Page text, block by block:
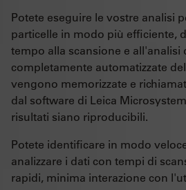
Potete eseguire le vostre analisi
particelle in modo più efficiente,
tempo alla scansione e all'analisi
completamente automatizzate
vengono memorizzate e
dal software di Leica
risultati siano riproducibili.
Potete identificare in modo
analizzare i dati con tempi di
rapidi, minima interazione con